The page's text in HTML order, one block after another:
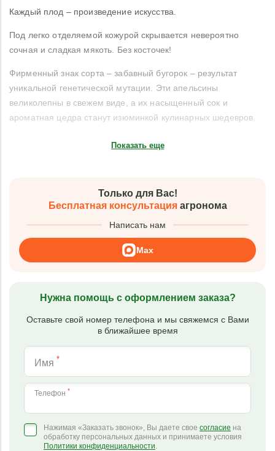
Каждый плод – произведение искусства.
Под легко отделяемой кожурой скрывается невероятно
сочная и сладкая мякоть. Без косточек!
Фирменный знак сорта – забавный бугорок – результат
уникальной генетической мутации. Эти апельсины
великолепны в свежем виде, а их насыщенный сок и
ароматная цедра станут изюминкой кулинарных шедевров.
Показать еще
Только для Вас!
Бесплатная консультацияагронома
Написать нам
Max
Нужна помощь с оформлением заказа?
Оставьте свой номер телефона и мы свяжемся с Вами
в ближайшее время
Имя *
Телефон *
Нажимая «Заказать звонок», Вы даете свое согласие на
обработку персональных данных и принимаете условия
Политики конфиденциальности.